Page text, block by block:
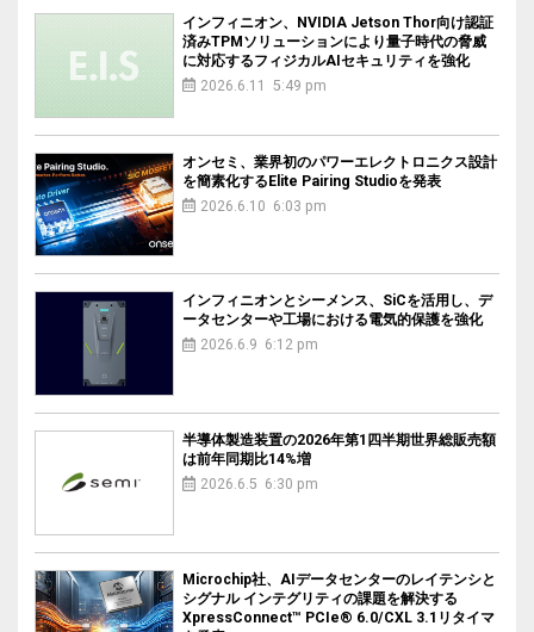
インフィニオン、NVIDIA Jetson Thor向け認証
済みTPMソリューションにより量子時代の脅威
に対応するフィジカルAIセキュリティを強化
2026.6.11 5:49 pm
オンセミ、業界初のパワーエレクトロニクス設計
を簡素化するElite Pairing Studioを発表
2026.6.10 6:03 pm
インフィニオンとシーメンス、SiCを活用し、デ
ータセンターや工場における電気的保護を強化
2026.6.9 6:12 pm
半導体製造装置の2026年第1四半期世界総販売額
は前年同期比14%増
2026.6.5 6:30 pm
Microchip社、AIデータセンターのレイテンシと
シグナル インテグリティの課題を解決する
XpressConnect™ PCIe® 6.0/CXL 3.1リタイマ